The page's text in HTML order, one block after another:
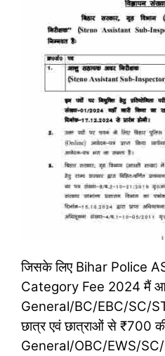
जिसके लिए Bihar Police
Category Fee 2024 मैं
General/BC/EBC/SC/
छात्र एवं छात्राओं से ₹700
General/OBC/EWS/SC/